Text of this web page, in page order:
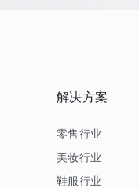
解决方案
零售行业
美妆行业
鞋服行业